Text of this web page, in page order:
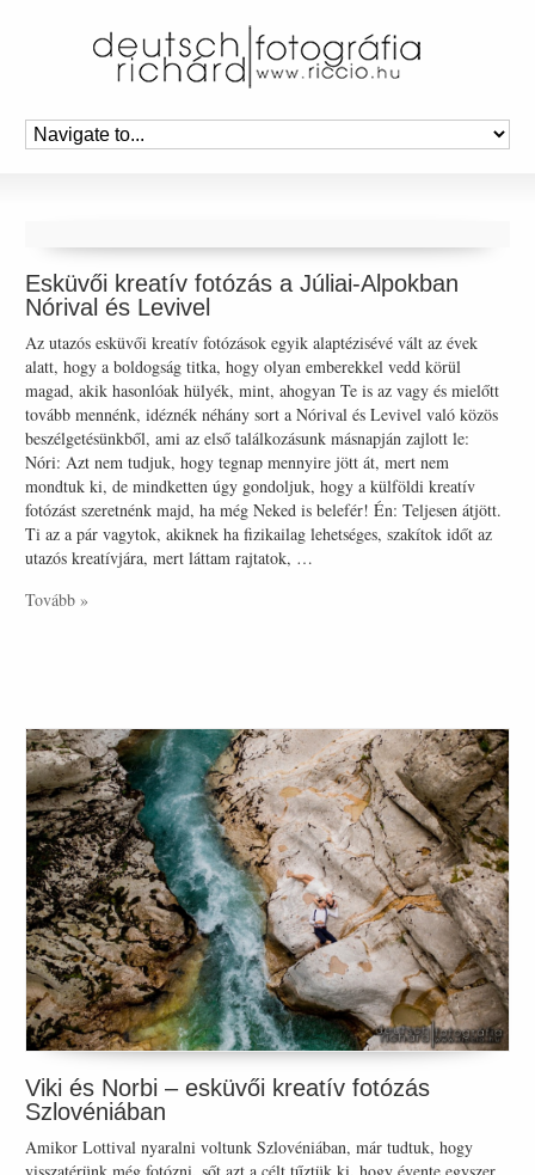
Esküvői kreatív fotózás a Júliai-Alpokban
Nórival és Levivel
Az utazós esküvői kreatív fotózások egyik alaptézisévé vált az évek
alatt, hogy a boldogság titka, hogy olyan emberekkel vedd körül
magad, akik hasonlóak hülyék, mint, ahogyan Te is az vagy és mielőtt
tovább mennénk, idéznék néhány sort a Nórival és Levivel való közös
beszélgetésünkből, ami az első találkozásunk másnapján zajlott le:
Nóri: Azt nem tudjuk, hogy tegnap mennyire jött át, mert nem
mondtuk ki, de mindketten úgy gondoljuk, hogy a külföldi kreatív
fotózást szeretnénk majd, ha még Neked is belefér! Én: Teljesen átjött.
Ti az a pár vagytok, akiknek ha fizikailag lehetséges, szakítok időt az
utazós kreatívjára, mert láttam rajtatok, …
Tovább »
Viki és Norbi – esküvői kreatív fotózás
Szlovéniában
Amikor Lottival nyaralni voltunk Szlovéniában, már tudtuk, hogy